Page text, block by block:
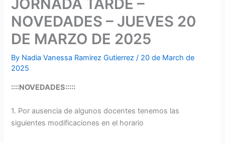
JORNADA TARDE –
NOVEDADES – JUEVES 20
DE MARZO DE 2025
By Nadia Vanessa Ramirez Gutierrez/ 20 de March de
2025
::::NOVEDADES:::::
1. Por ausencia de algunos docentes tenemos las
siguientes modificaciones en el horario